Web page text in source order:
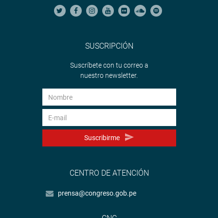
SUSCRIPCIÓN
Suscríbete con tu correo a
nuestro newsletter.
Suscribirme
CENTRO DE ATENCIÓN
prensa@congreso.gob.pe